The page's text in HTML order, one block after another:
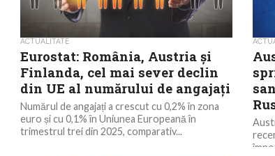
ACTUALITATE
Eurostat: România, Austria și
Finlanda, cel mai sever declin
din UE al numărului de angajați
Numărul de angajați a crescut cu 0,2% în zona
euro și cu 0,1% în Uniunea Europeană în
trimestrul trei din 2025, comparativ...